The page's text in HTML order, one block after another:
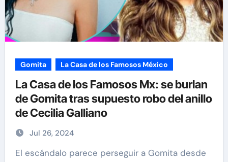
Gomita La Casa de los Famosos México
La Casa de los Famosos Mx: se burlan
de Gomita tras supuesto robo del anillo
de Cecilia Galliano
Jul 26, 2024
El escándalo parece perseguir a Gomita desde